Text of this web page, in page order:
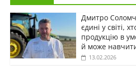
Дмитро
єдині у світі,
продукцію в
й може
13.02.2026